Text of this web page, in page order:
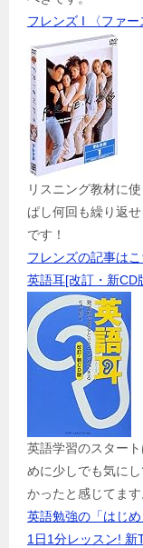
フレンズ I 〈ファ
リスニング教材に
ぱし何回も繰り返
です！
フレンズの記事はこ
英語耳[改訂・新CD
英語学習のスター
めに少しでも気に
かったと感じてます
英語勉強の「はじ
1日1分レッスン! 新